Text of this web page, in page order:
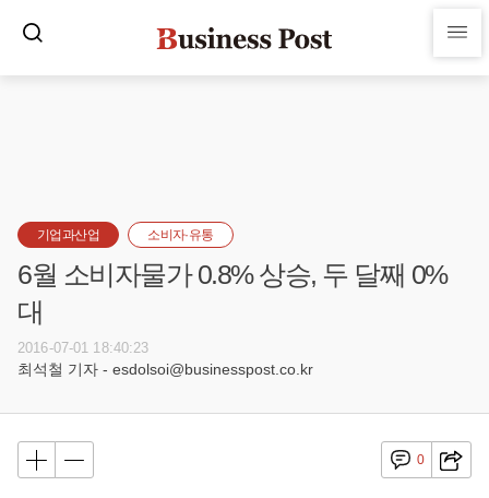
기업과산업 소비자·유통
6월 소비자물가 0.8% 상승, 두 달째 0%
대
2016-07-01 18:40:23
최석철 기자 - esdolsoi@businesspost.co.kr
0